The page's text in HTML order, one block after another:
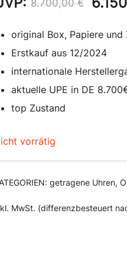
8.700,00€
war:
original Box, Papiere und
Erstkauf aus 12/2024
internationale
aktuelle UPE in DE
top Zustand
vorrätig
getragene Uhren,
MwSt. (differenzbesteuert